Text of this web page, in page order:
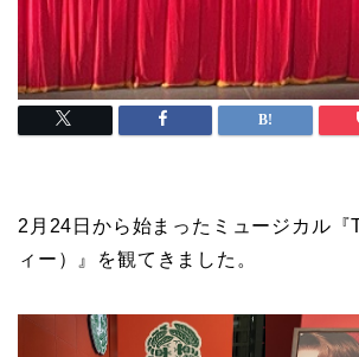
2月24日から始まったミュージカル『
ィー）』を観てきました。